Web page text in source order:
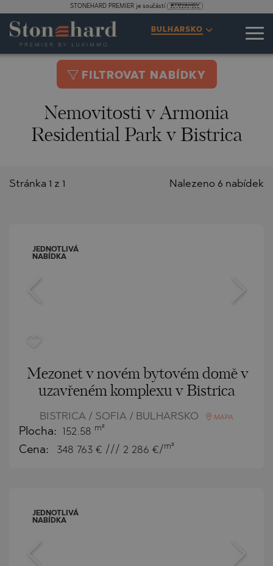
STONEHARD PREMIER je součástí
BULHARSKO
FILTROVAT NABÍDKY
Nemovitosti v Armonia
Residential Park v Bistrica
Nalezeno 6 nabídek
Stránka 1 z 1
JEDNOTLIVÁ
NABÍDKA
Mezonet v novém bytovém domě v
uzavřeném komplexu v Bistrica
BISTRICA / SOFIA / BULHARSKO MAPA
Plocha: 152.58 m²
Cena: 348 763 € /// 2 286 €/ m²
JEDNOTLIVÁ
NABÍDKA